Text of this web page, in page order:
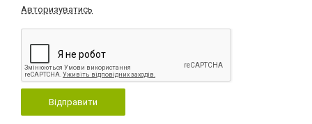
Авторизуватись
Відправити